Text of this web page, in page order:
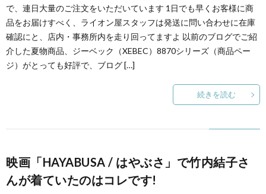
で、連日大量のご注文をいただいています 1日でも早くお客様に商
品をお届けすべく、ライオン屋スタッフは発送に問い合わせに在庫
確認にと、店内・事務所内を走り回ってますよ 以前のブログでご紹
介した夏物商品、ジーベック（XEBEC）8870シリーズ（商品ペー
ジ）がとっても好評で、ブログ […]
続きを読む
映画「HAYABUSA / はやぶさ」で竹内結子さ
んが着ていたのはコレです!